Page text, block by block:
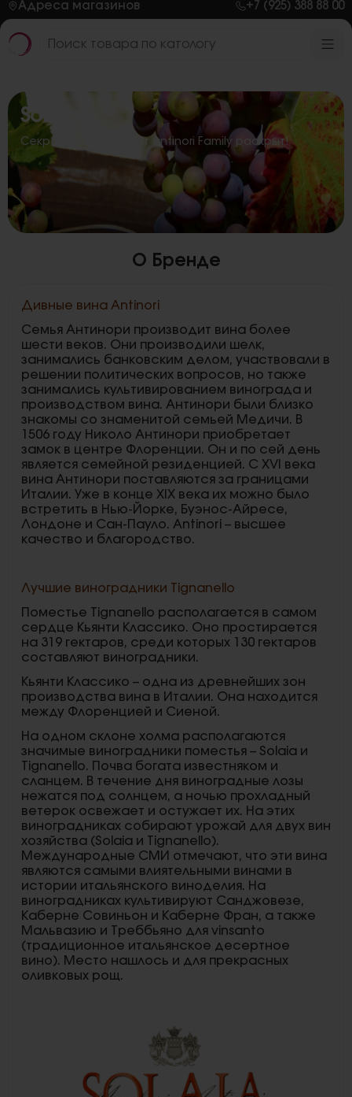
Адреса магазинов +7 (925) 388 88 00
Solaia
Секрет вина Solaia от Antinori Family раскрыт!
О Бренде
Дивные вина Antinori
Семья Антинори производит вина более
шести веков. Они производили шелк,
занимались банковским делом, участвовали в
решении политических вопросов, но также
занимались культивированием винограда и
производством вина. Антинори были близко
знакомы со знаменитой семьей Медичи. В
1506 году Николо Антинори приобретает
замок в центре Флоренции. Он и по сей день
является семейной резиденцией. С XVI века
вина Антинори поставляются за границами
Италии. Уже в конце XIX века их можно было
встретить в Нью-Йорке, Буэнос-Айресе,
Лондоне и Сан-Пауло. Antinori – высшее
качество и благородство.
Лучшие виноградники Tignanello
Поместье Tignanello располагается в самом
сердце Кьянти Классико. Оно простирается
на 319 гектаров, среди которых 130 гектаров
составляют виноградники.
Кьянти Классико – одна из древнейших зон
производства вина в Италии. Она находится
между Флоренцией и Сиеной.
На одном склоне холма располагаются
значимые виноградники поместья – Solaia и
Tignanello. Почва богата известняком и
сланцем. В течение дня виноградные лозы
нежатся под солнцем, а ночью прохладный
ветерок освежает и остужает их. На этих
виноградниках собирают урожай для двух вин
хозяйства (Solaia и Tignanello).
Международные СМИ отмечают, что эти вина
являются самыми влиятельными винами в
истории итальянского виноделия. На
виноградниках культивируют Санджовезе,
Каберне Совиньон и Каберне Фран, а также
Мальвазию и Треббьяно для vinsanto
(традиционное итальянское десертное
вино). Место нашлось и для прекрасных
оливковых рощ.